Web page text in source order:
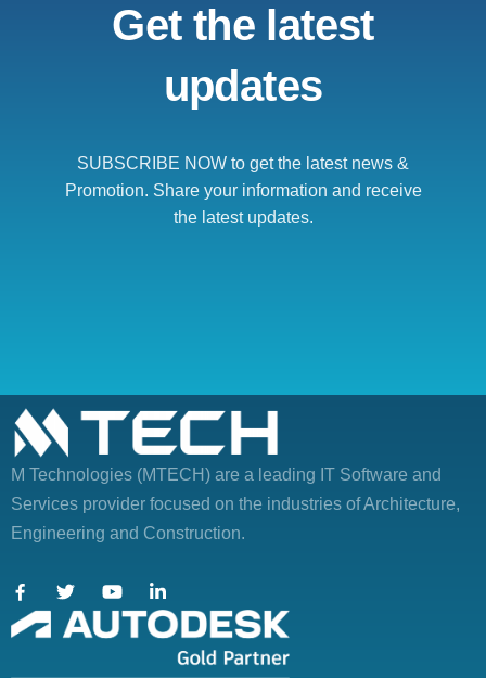
Get the latest
updates
SUBSCRIBE NOW to get the latest news &
Promotion. Share your information and receive
the latest updates.
M Technologies (MTECH) are a leading IT Software and
Services provider focused on the industries of Architecture,
Engineering and Construction.